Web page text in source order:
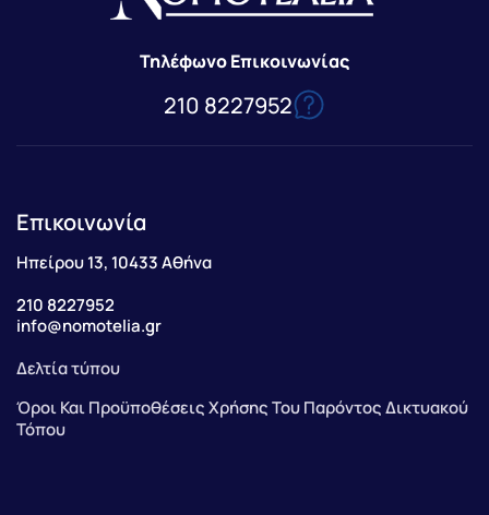
Τηλέφωνο Επικοινωνίας
210 8227952
Επικοινωνία
Ηπείρου 13, 10433 Αθήνα
210 8227952
info@nomotelia.gr
Δελτία τύπου
Όροι Και Προϋποθέσεις Χρήσης Του Παρόντος Δικτυακού
Τόπου